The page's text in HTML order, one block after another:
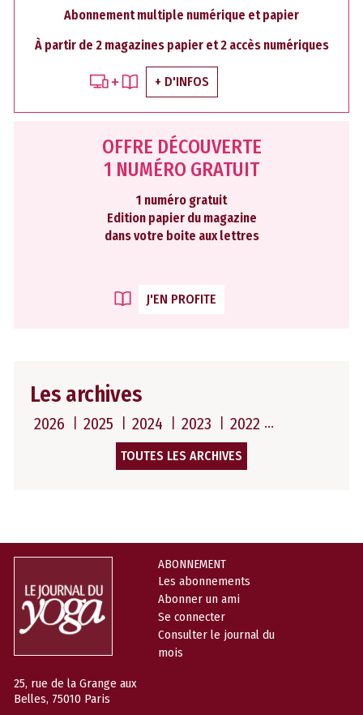
Abonnement multiple numérique et papier
À partir de 2 magazines papier et 2 accès numériques
+ D'INFOS
OFFRE DÉCOUVERTE
1 NUMÉRO GRATUIT
1 numéro gratuit
Edition papier du magazine
dans votre boite aux lettres
J'EN PROFITE
Les archives
2026 2025 2024 2023 2022
TOUTES LES ARCHIVES
25, rue de la Grange aux
Belles, 75010 Paris
ABONNEMENT
Les abonnements
Abonner un ami
Se connecter
Consulter le journal du
mois